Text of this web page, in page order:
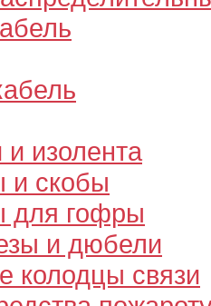
изолента
и скобы
для гофры
и дюбели
колодцы связи